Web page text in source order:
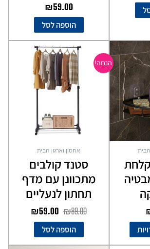
₪59.00
הוספה לסל
הבית
למוצר
זה
יש
מספר
סוגים.
ניתן
לבחור
את
האפשרויות
בעמוד
הנחה!
אחסון וארגון הבית
סטנד קולבים
מתכוונן עם מדף
תחתון לנעליים
₪89.00
המחיר
המקורי
היה:
₪89.00.
₪59.00
הוספה לסל